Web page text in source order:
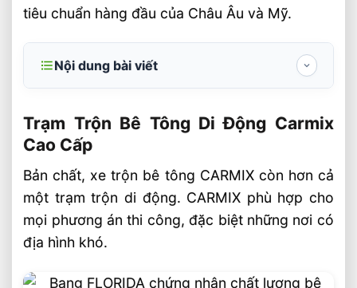
tiêu chuẩn hàng đầu của Châu Âu và Mỹ.
Nội dung bài viết
Cấp
Năng suất trộn bê tông
Sản xuất bê tông đúng mác theo yêu cầu
Sử dụng xe CARMIX có ưu điểm gì so với
trạm trộn bê tông tươi
Ứng dụng sản xuất nhiều loại bê tông
Trạm Trộn Bê Tông Di Động Carmix
Cao Cấp
Bản chất, xe trộn bê tông CARMIX còn hơn cả
một trạm trộn di động. CARMIX phù hợp cho
mọi phương án thi công, đặc biệt những nơi có
địa hình khó.